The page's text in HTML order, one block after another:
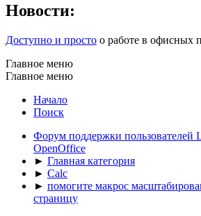
Новости:
Доступно и просто о работе в офисных
Главное меню
Главное меню
Начало
Поиск
Форум поддержки пользователей
OpenOffice
► Главная категория
► Calc
► помогите макрос
страницу